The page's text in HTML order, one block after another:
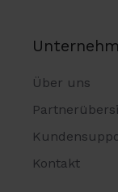
Über uns
Kontakt